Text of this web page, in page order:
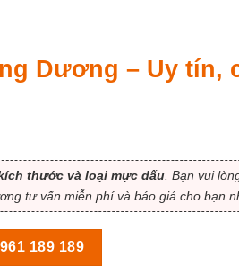
Dương – Uy tín,
thước và loại mực dấu. Bạn vui
tư vấn miễn phí và báo giá cho bạn
189 189